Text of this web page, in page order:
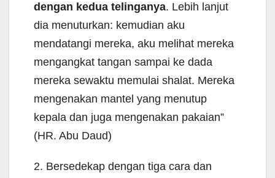
dengan kedua telinganya. Lebih lanjut
dia menuturkan: kemudian aku
mendatangi mereka, aku melihat mereka
mengangkat tangan sampai ke dada
mereka sewaktu memulai shalat. Mereka
mengenakan mantel yang menutup
kepala dan juga mengenakan pakaian”
(HR. Abu Daud)
2. Bersedekap dengan tiga cara dan